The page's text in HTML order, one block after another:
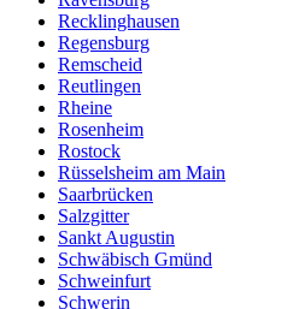
Recklinghausen
Regensburg
Remscheid
Reutlingen
Rheine
Rosenheim
Rostock
Rüsselsheim am Main
Saarbrücken
Salzgitter
Sankt Augustin
Schwäbisch Gmünd
Schweinfurt
Schwerin